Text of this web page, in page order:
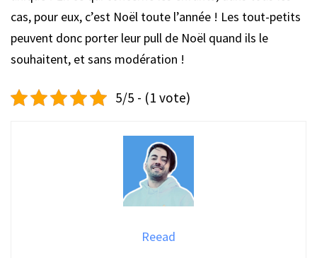
cas, pour eux, c’est Noël toute l’année ! Les tout-petits
peuvent donc porter leur pull de Noël quand ils le
souhaitent, et sans modération !
5/5 - (1 vote)
Reead